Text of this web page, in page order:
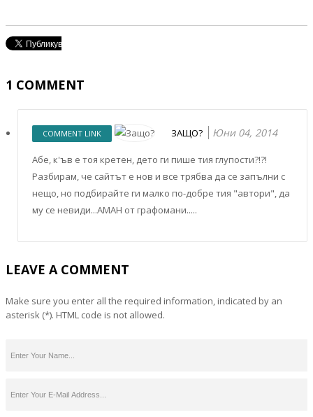
1 COMMENT
COMMENT LINK ЗАЩО? Юни 04, 2014
Абе, к'ъв е тоя кретен, дето ги пише тия глупости?!?!
Разбирам, че сайтът е нов и все трябва да се запълни с
нещо, но подбирайте ги малко по-добре тия "автори", да
му се невиди...АМАН от графомани.....
LEAVE A COMMENT
Make sure you enter all the required information, indicated by an
asterisk (*). HTML code is not allowed.